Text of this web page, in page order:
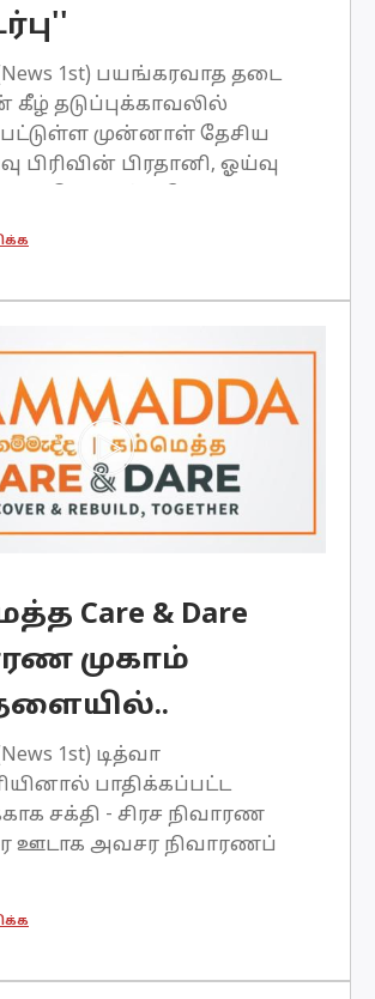
(News 1st) பயங்கரவாத தடை
கீழ் தடுப்புக்காவலில்
முன்னாள் தேசிய
பிரிவின் பிரதானி, ஓய்வு
உயிர்த்த ஞாயிறு
நெத்திகுமார இ
Care & Dare
முகாம்
1st) டித்வா
பாதிக்கப்பட்ட
சக்தி - சிரச நிவாரண
ஊடாக அவசர நிவாரணப்
கட்டமாக பாதிக்கப்பட்ட